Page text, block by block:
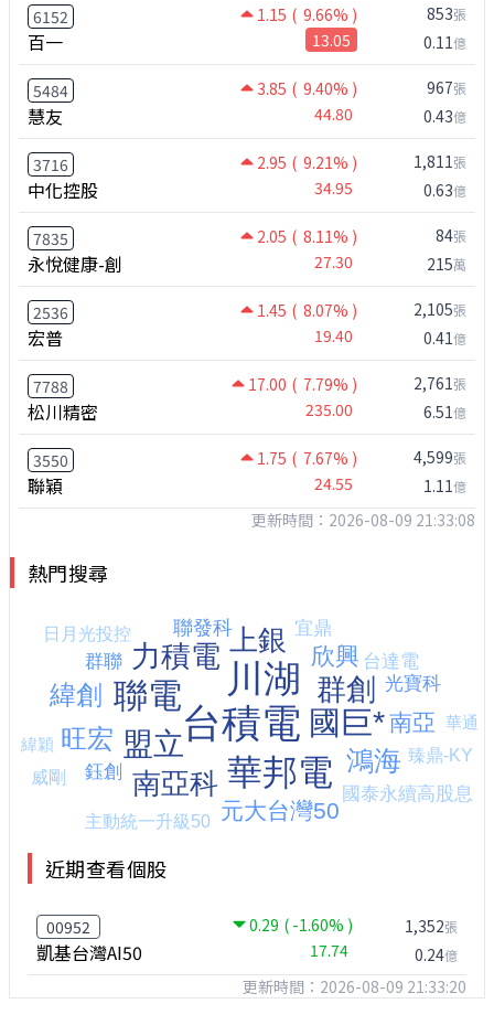
6152 1.15 ( 9.66% )
百一 13.05
853張
0.11億
5484 3.85 ( 9.40% )
慧友 44.80
967張
0.43億
3716 2.95 ( 9.21% )
中化控股 34.95
1,811張
0.63億
7835 2.05 ( 8.11% )
永悅健康-創 27.30
84張
215萬
2536 1.45 ( 8.07% )
宏普 19.40
2,105張
0.41億
7788 17.00 ( 7.79% )
松川精密 235.00
2,761張
6.51億
3550 1.75 ( 7.67% )
聯穎 24.55
4,599張
1.11億
更新時間：2026-08-09 21:33:08
熱門搜尋
近期查看個股
00952 0.29 ( -1.60% )
凱基台灣AI50 17.74
1,352張
0.24億
更新時間：2026-08-09 21:33:20